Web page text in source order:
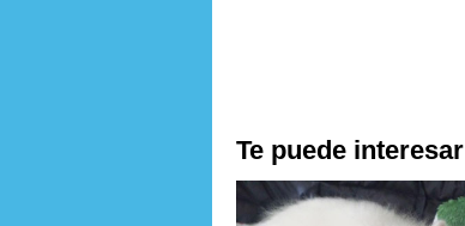
Te puede interesar